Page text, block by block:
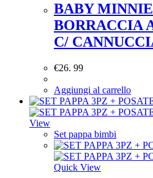
BABY
BORRACCIA
C/
€26. 99
Aggiungi al carrello
View
Set pappa bimbi
Quick View